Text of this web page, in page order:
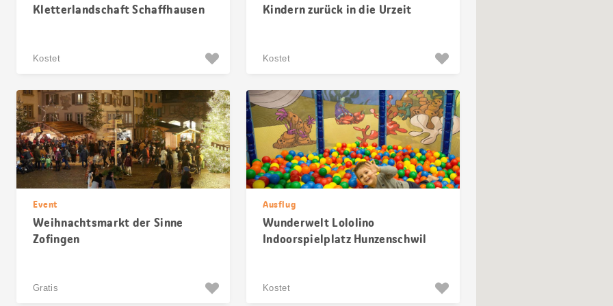
Kletterlandschaft Schaffhausen
Kostet
Kindern zurück in die Urzeit
Kostet
Event
Weihnachtsmarkt der Sinne
Zofingen
Gratis
Ausflug
Wunderwelt Lololino
Indoorspielplatz Hunzenschwil
Kostet